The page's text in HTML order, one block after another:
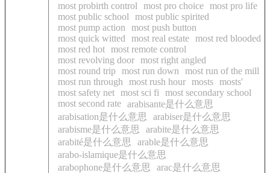
most probirth control most pro choice most pro life
most public school
most public spirited
most pump action
most push button
most quick witted
most real estate most red blooded
most red hot most remote control
most revolving door most right angled
most round trip most run down
most run of the mill
most run through
most rush hour mosts mosts'
most safety net most sci fi
most secondary school
most second rate arabisante是什么意思
arabisation是什么意思
arabiser是什么意思
arabisme是什么意思
arabite是什么意思
arabité是什么意思
arable是什么意思
arabo-islamique是什么意思
arabophone是什么意思
arac是什么意思